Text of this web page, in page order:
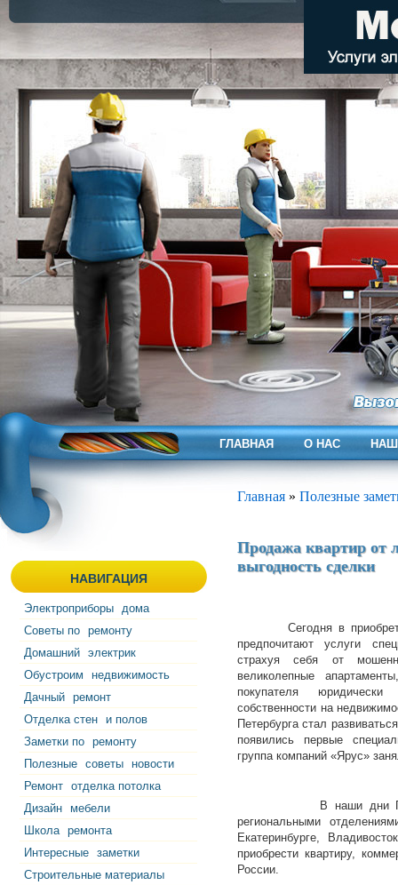
ГЛАВНАЯ О НАС
НАВИГАЦИЯ
Электроприборы дома
Советы по ремонту
Домашний электрик
Обустроим
недвижимость
Дачный ремонт
Отделка стен
и полов
Заметки по ремонту
Полезные советы
новости
Ремонт отделка потолка
Дизайн
мебели
Школа ремонта
Интересные заметки
Строительные материалы
Главная » Полезные
Продажа квартир от
выгодность сделки
Сегодня в
предпочитают услуги
страхуя себя от
великолепные
покупателя
собственности на
Петербурга стал
появились первые
группа компаний «Ярус»
В наши дни ГК
региональными
Екатеринбурге,
приобрести квартиру,
России.